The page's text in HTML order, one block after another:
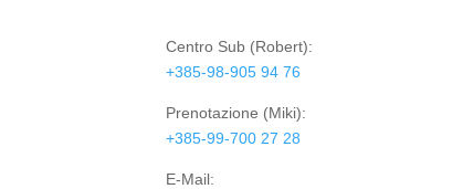
Centro Sub (Robert):
+385-98-905 94 76
Prenotazione (Miki):
+385-99-700 27 28
E-Mail: